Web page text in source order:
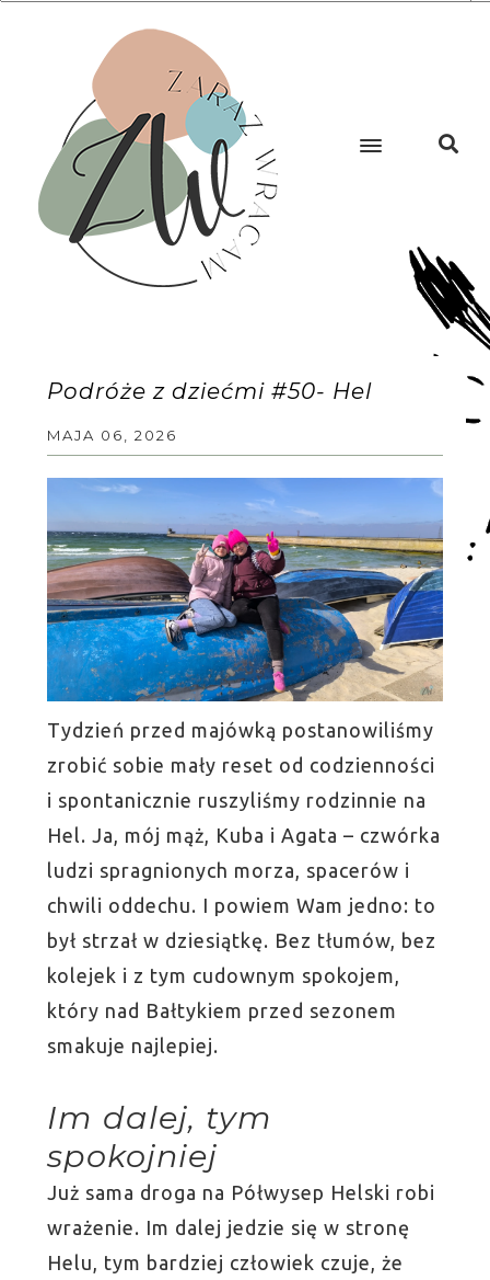
Podróże z dziećmi #50- Hel
MAJA 06, 2026
Tydzień przed majówką postanowiliśmy
zrobić sobie mały reset od codzienności
i spontanicznie ruszyliśmy rodzinnie na
Hel. Ja, mój mąż, Kuba i Agata – czwórka
ludzi spragnionych morza, spacerów i
chwili oddechu. I powiem Wam jedno: to
był strzał w dziesiątkę. Bez tłumów, bez
kolejek i z tym cudownym spokojem,
który nad Bałtykiem przed sezonem
smakuje najlepiej.
Im dalej, tym
spokojniej
Już sama droga na Półwysep Helski robi
wrażenie. Im dalej jedzie się w stronę
Helu, tym bardziej człowiek czuje, że